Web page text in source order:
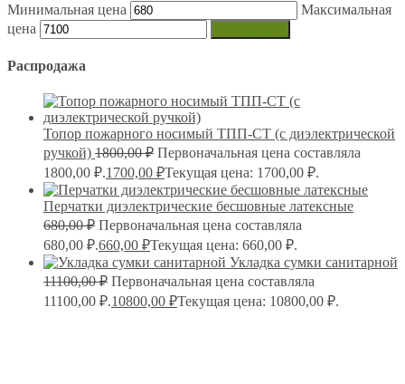
Минимальная цена
Максимальная
цена
Распродажа
Топор пожарного носимый ТПП-СТ (с диэлектрической
ручкой) 1800,00₽ Первоначальная цена составляла
1800,00 ₽.1700,00 ₽Текущая цена: 1700,00 ₽.
Перчатки диэлектрические бесшовные латексные
680,00₽ Первоначальная цена составляла
680,00 ₽.660,00 ₽Текущая цена: 660,00 ₽.
Укладка сумки санитарной
11100,00₽ Первоначальная цена составляла
11100,00 ₽.10800,00 ₽Текущая цена: 10800,00 ₽.